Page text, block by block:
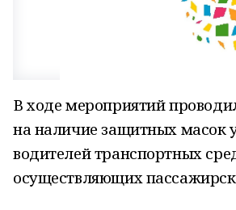
В ходе мероприятий
на наличие защитных масок
водителей транспортных
осуществляющих